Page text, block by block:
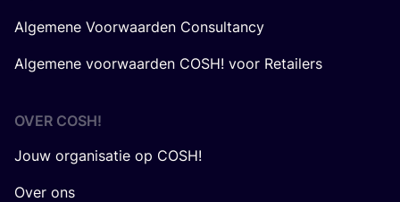
Algemene Voorwaarden Consultancy
Algemene voorwaarden COSH! voor Retailers
OVER COSH!
Jouw organisatie op COSH!
Over ons